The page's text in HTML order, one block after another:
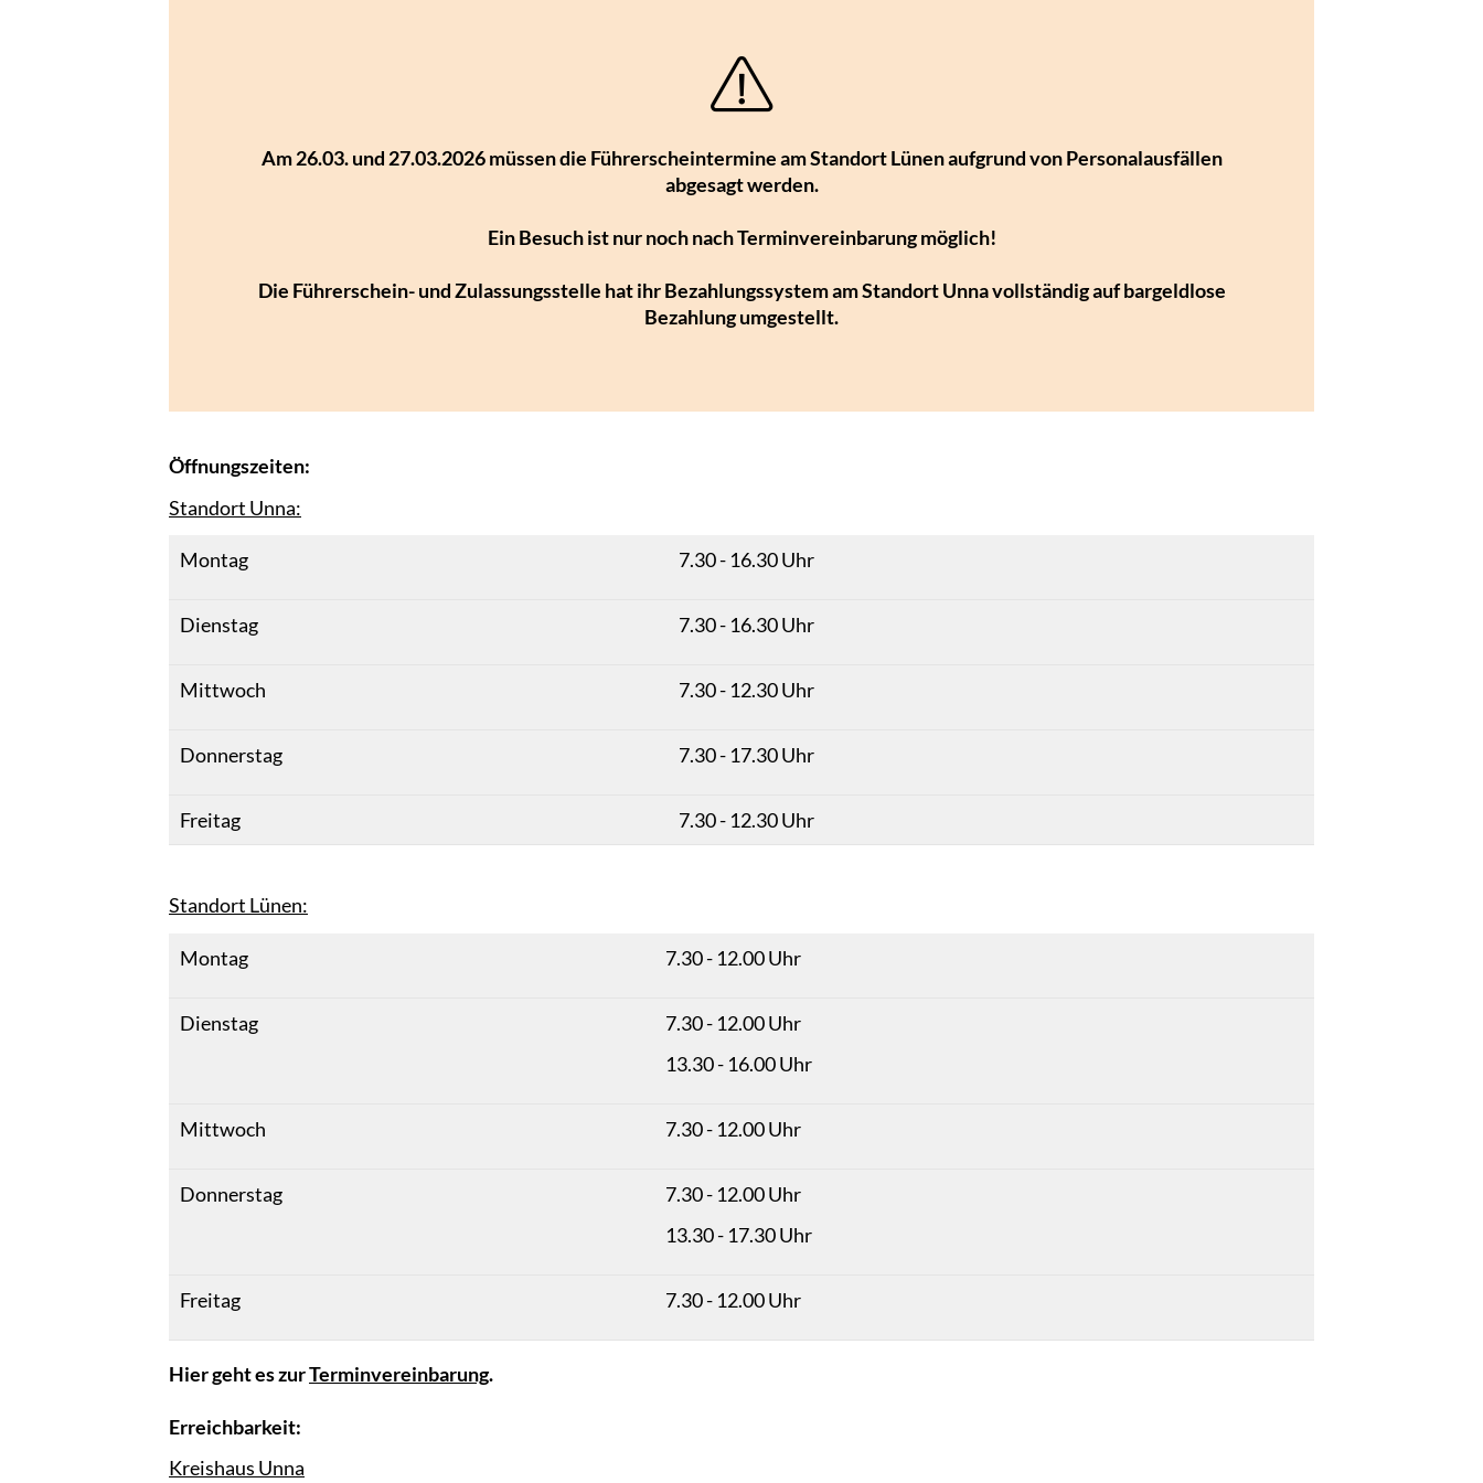
Am 26.03. und 27.03.2026 müssen die Führerscheintermine am Standort Lünen aufgrund von Personalausfällen
abgesagt werden.
Ein Besuch ist nur noch nach Terminvereinbarung möglich!
Die Führerschein- und Zulassungsstelle hat ihr Bezahlungssystem am Standort Unna vollständig auf bargeldlose
Bezahlung umgestellt.
Öffnungszeiten:
Standort Unna:
Montag 7.30 - 16.30 Uhr
Dienstag 7.30 - 16.30 Uhr
Mittwoch 7.30 - 12.30 Uhr
Donnerstag 7.30 - 17.30 Uhr
Freitag 7.30 - 12.30 Uhr
Standort Lünen:
Montag 7.30 - 12.00 Uhr
Dienstag
7.30 - 12.00 Uhr
13.30 - 16.00 Uhr
Mittwoch 7.30 - 12.00 Uhr
Donnerstag
7.30 - 12.00 Uhr
13.30 - 17.30 Uhr
Freitag 7.30 - 12.00 Uhr
Hier geht es zurTerminvereinbarung.
Erreichbarkeit:
Kreishaus Unna